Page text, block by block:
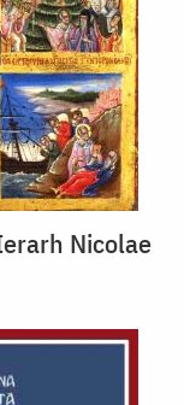
Nicolae